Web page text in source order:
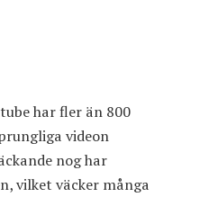
harfler än 800
videon
nog har
vilket väcker många